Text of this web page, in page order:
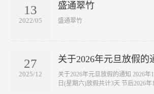
13
2022/05
盛通翠竹
​盛通翠竹
27
2025/12
关于2026年元旦放假的
关于2026年元旦放假的通知 2026年
日(星期六)放假共计3天 节后2026年